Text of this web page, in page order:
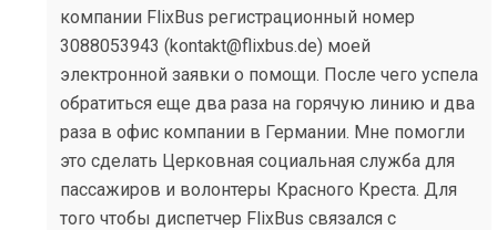
компании FlixBus регистрационный номер
3088053943 (kontakt@flixbus.de) моей
электронной заявки о помощи. После чего успела
обратиться еще два раза на горячую линию и два
раза в офис компании в Германии. Мне помогли
это сделать Церковная социальная служба для
пассажиров и волонтеры Красного Креста. Для
того чтобы диспетчер FlixBus связался с